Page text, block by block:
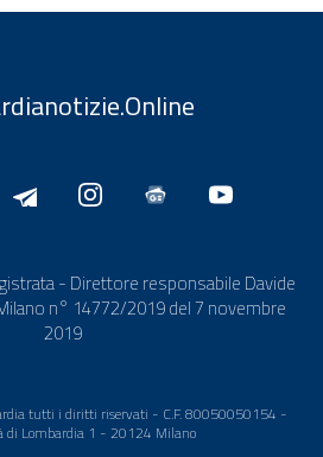
- Direttore responsabile Davide
n° 14772/2019 del 7 novembre
2019
tutti i diritti riservati - C.F. 80050050154 -
di Lombardia 1 - 20124 Milano